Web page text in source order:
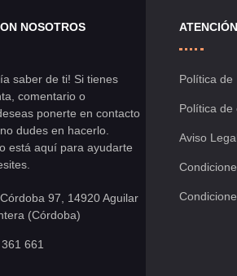
NOSOTROS
saber de ti! Si tienes
comentario o
ponerte en contacto
dudes en hacerlo.
está aquí para ayudarte
97, 14920 Aguilar
(Córdoba)
661
Política de
Política de
Aviso